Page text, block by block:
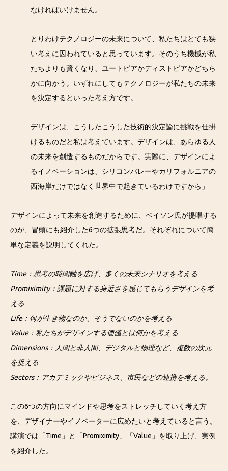
なければいけません。
とりわけテクノロジーの未来について、私たちはとても狭
い考えに囚われていると思っています。そのうち機械が私
たちよりも賢くなり、ユートピアかディストピアかどちら
かに向かう。いずれにしてもテクノロジーが私たちの未来
を決定するといった考え方です。
デザインは、こうしたこうした技術的決定論に挑戦を仕掛
けるものだと私は考えています。デザインは、あらゆる人
の未来を創造するものだからです。実際に、デザインによ
るイノベーションは、シリコンバレーやカリフォルニアの
西海岸だけではなく世界中で起きているわけですから」
デザインによって未来を創造するために、ベイソン氏が提唱する
のが、冒頭にも紹介した6つの拡張思考だ。それぞれについて簡
単な定義を説明してくれた。
Time：思考の時間軸を広げ、多くの未来シナリオを考える
Promiximity：課題に対する身近さを感じてもらうデザインを考
える
Life：何が生き物なのか、そうでないのかを考える
Value：私たちがデザインする価値とは何かを考える
Dimensions：人間と非人間、デジタルと物理など、複数の次元
を捉える
Sectors：アカデミックやビジネス、市民などの連携を考える。
この6つの方向にマインドや思考をストレッチしていく考え方
を、デザイナーやイノベーターに広めたいと考えていると言う。
講演では「Time」と「Promiximity」「Value」を取り上げ、実例
を紹介した。